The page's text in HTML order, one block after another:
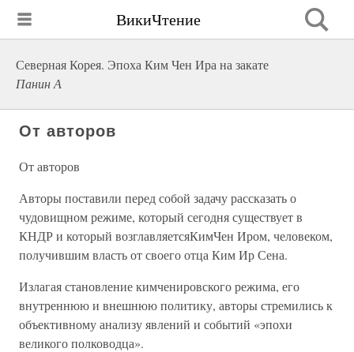
ВикиЧтение
Северная Корея. Эпоха Ким Чен Ира на закате
Панин А
От авторов
От авторов
Авторы поставили перед собой задачу рассказать о
чудовищном режиме, который сегодня существует в
КНДР и который возглавляетсяКимЧен Иром, человеком,
получившим власть от своего отца Ким Ир Сена.
Излагая становление кимченировского режима, его
внутреннюю и внешнюю политику, авторы стремились к
объективному анализу явлений и событий «эпохи
великого полководца».